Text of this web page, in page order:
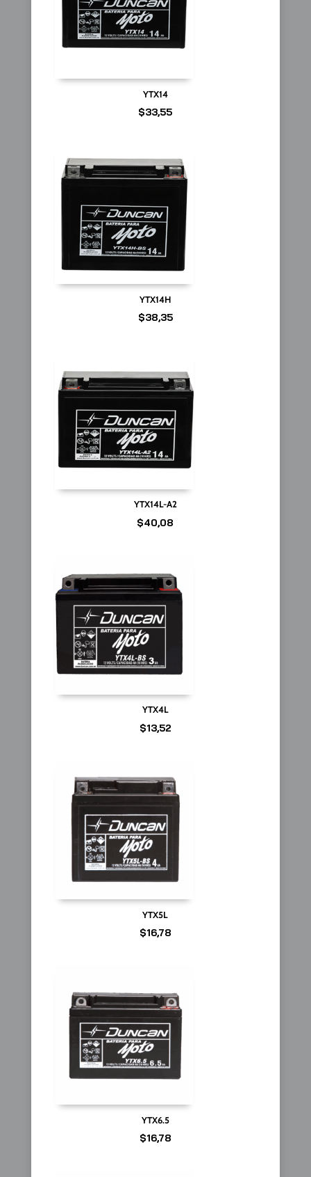
YTX14
$33,55
YTX14H
$38,35
YTX14L-A2
$40,08
YTX4L
$13,52
YTX5L
$16,78
YTX6.5
$16,78